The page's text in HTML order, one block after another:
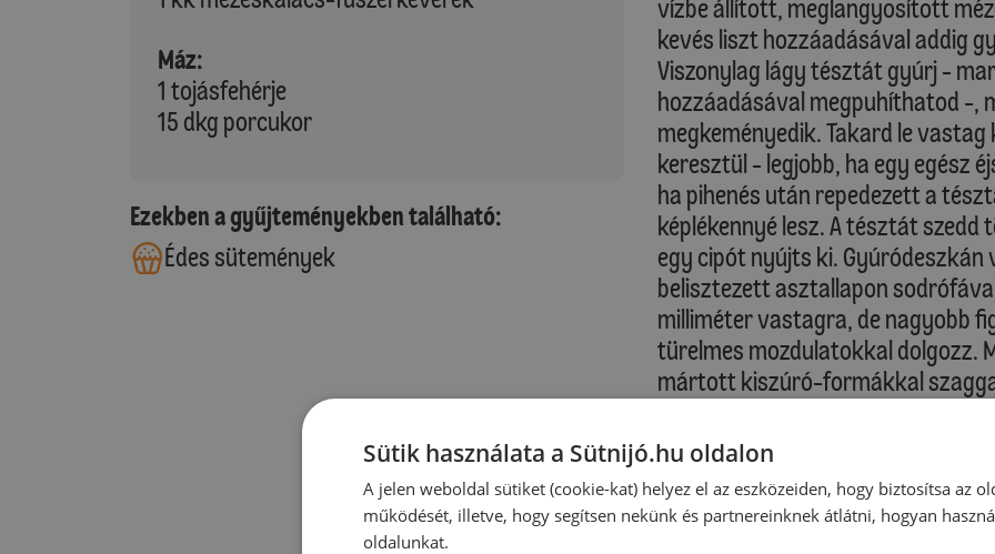
Máz:
1 tojásfehérje
15 dkg porcukor
Ezekben a gyűjteményekben található:
Édes sütemények
vízbe állított, meglangyosított
kevés liszt hozzáadásával addig
Viszonylag lágy tésztát gyúrj -
hozzáadásával megpuhíthatod -,
megkeményedik. Takard le
keresztül - legjobb, ha egy egész
ha pihenés után repedezett a
képlékennyé lesz. A tésztát
egy cipót nyújts ki.
belisztezett asztallapon
milliméter vastagra, de nagyobb
türelmes mozdulatokkal
mártott kiszúró-formákkal
elegendő helyet a sütemények
megnövekednek. Használhatsz
kikent, esetleg csak lisztezett
ne égjenek meg a
süsd, és amikor már érzed a
Sütik használata a Sütnijó.hu oldalon
A jelen weboldal sütiket (cookie-kat) helyez el az eszközeiden, hogy biztosítsa az
működését, illetve, hogy segítsen nekünk és partnereinknek átlátni, hogyan
oldalunkat.